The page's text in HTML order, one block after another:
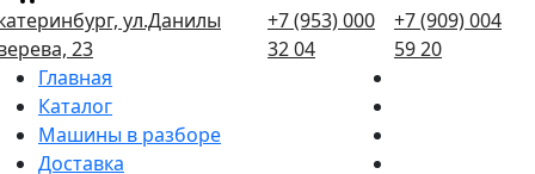
ул.Данилы
23
+7 (953) 000
32 04
+7 (909) 004
59 20
Главная
Каталог
Машины в разборе
Доставка